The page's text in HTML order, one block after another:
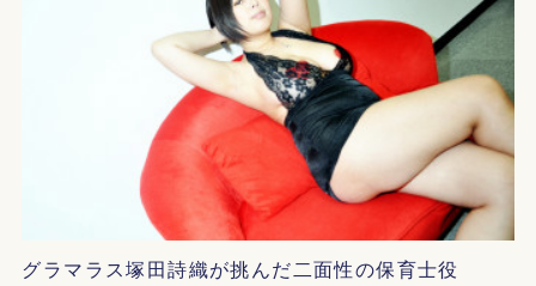
グラマラス塚田詩織が挑んだ二面性の保育士役